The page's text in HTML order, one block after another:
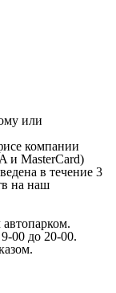
или
компании
и MasterCard)
в течение 3
на наш
00 до 20-00.